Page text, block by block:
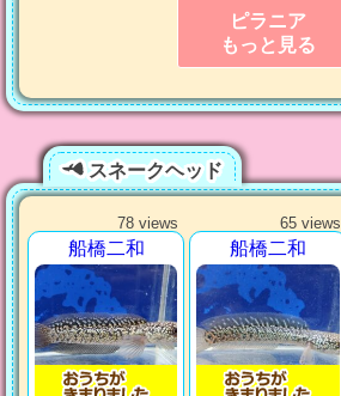
ピラニア
もっと見る
スネークヘッド
78 views
船橋二和
65 views
船橋二和